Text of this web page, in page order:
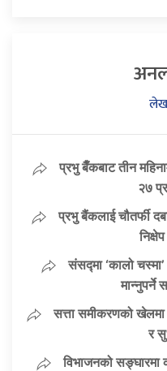
प्रभु बैँकबाट तीन
२७
प्रभु बैंकलाई चौतर्फी
संसद्मा ‘कालो
मान्नुपर्ने
सत्ता समीकरणको
र
विभाजनको सङ्घारमा